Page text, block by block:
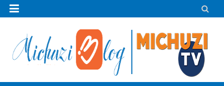
 